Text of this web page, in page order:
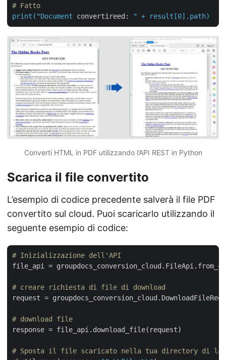
# Fatto
print("Document
convertireed:
Converti HTML in PDF utilizzando l’API REST in Python
Scarica il file convertito
L’esempio di codice precedente salverà il file PDF
convertito sul cloud. Puoi scaricarlo utilizzando il
seguente esempio di codice:
# Inizializzazione dell'API
file_api =
# creare richiesta di file di download
request =
# download file
response = file_api.download_file(request)
# Sposta il file scaricato nella tua directory di